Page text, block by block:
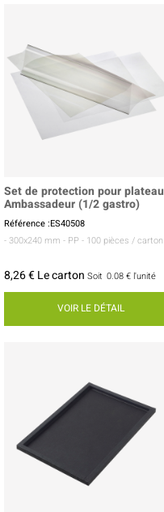
Set de protection pour plateau
Ambassadeur (1/2 gastro)
Référence :ES40508
- 300x240 mm - PP - 100 pièces / carton
8,26 € Le carton Soit 0.08 € l'unité
VOIR LE DÉTAIL